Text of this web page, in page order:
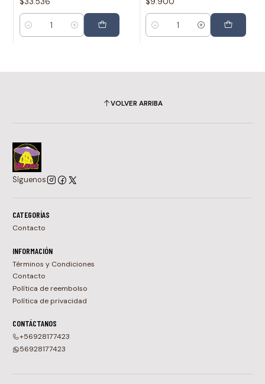
Cantidad Cantidad
VOLVER ARRIBA
Síguenos
CATEGORÍAS
Contacto
INFORMACIÓN
Términos y Condiciones
Contacto
Política de reembolso
Política de privacidad
CONTÁCTANOS
+56928177423
56928177423